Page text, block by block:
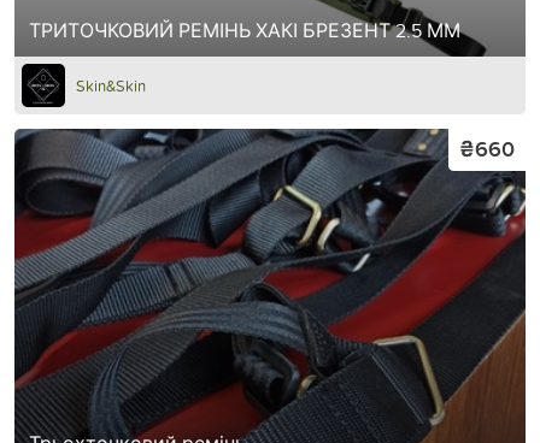
ТРИТОЧКОВИЙ РЕМІНЬ ХАКІ БРЕЗЕНТ 2.5 ММ
Skin&Skin
₴660